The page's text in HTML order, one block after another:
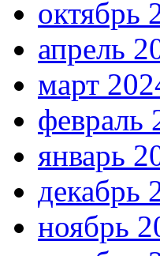
октябрь
апрель
март
февраль
январь
декабрь
ноябрь